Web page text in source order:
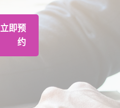
立即预
约